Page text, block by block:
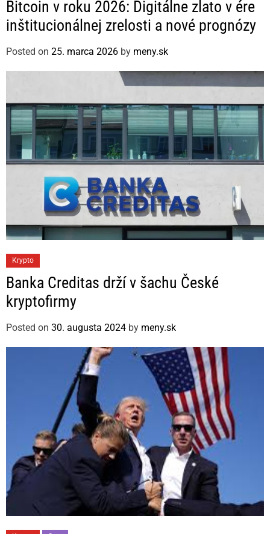
t
e
o
r
e
Bitcoin v roku 2026: Digitálne zlato v ére
inštitucionálnej zrelosti a nové prognózy
Posted on 25. marca 2026 by meny.sk
a
t
e
o
r
Krypto
Banka Creditas drží v šachu České
kryptofirmy
Posted on 30. augusta 2024 by meny.sk